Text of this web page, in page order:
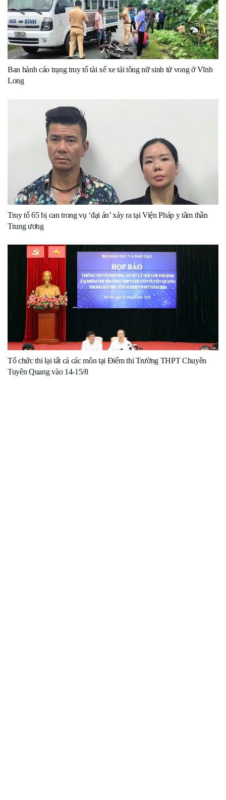
Ban hành cáo trạng truy tố tài xế xe tải tông nữ sinh tử vong ở Vĩnh
Long
Truy tố 65 bị can trong vụ ‘đại án’ xảy ra tại Viện Pháp y tâm thần
Trung ương
Tổ chức thi lại tất cả các môn tại Điểm thi Trường THPT Chuyên
Tuyên Quang vào 14-15/8